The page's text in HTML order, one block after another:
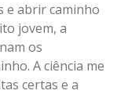
e abrir caminho
jovem, a
os
A ciência me
certas e a